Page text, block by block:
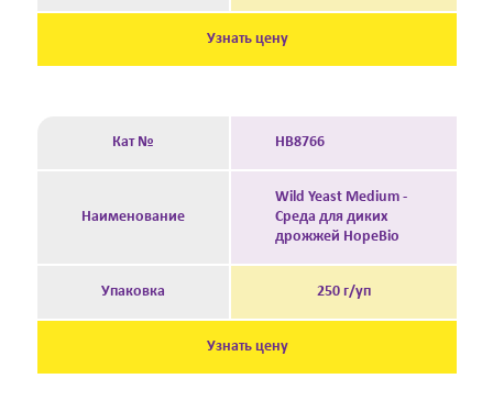
Узнать цену
Кат № HB8766
Наименование
Wild Yeast Medium -
Среда для диких
дрожжей HopeBio
Упаковка 250 г/уп
Узнать цену